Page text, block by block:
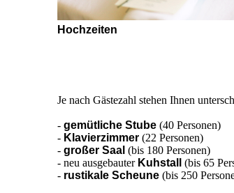
Hochzeiten
Je nach Gästezahl stehen Ihnen
- gemütliche Stube (40 Personen)
- Klavierzimmer (22 Personen)
- großer Saal (bis 180 Personen)
- neu ausgebauter Kuhstall
(bis 65
- rustikale Scheune (bis 250